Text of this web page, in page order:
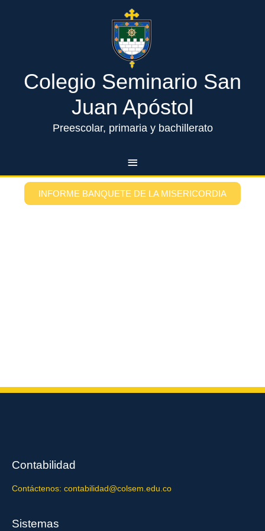
Colegio Seminario San
Juan Apóstol
Preescolar, primaria y bachillerato
Menú
principal
INFORME BANQUETE DE LA MISERICORDIA
Contabilidad
Contáctenos: contabilidad@colsem.edu.co
Sistemas